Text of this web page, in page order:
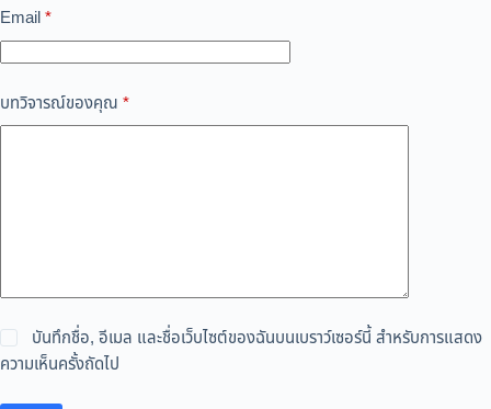
Email*
บทวิจารณ์ของคุณ *
บันทึกชื่อ, อีเมล และชื่อเว็บไซต์ของฉันบนเบราว์เซอร์นี้ สำหรับการแสดง
ความเห็นครั้งถัดไป